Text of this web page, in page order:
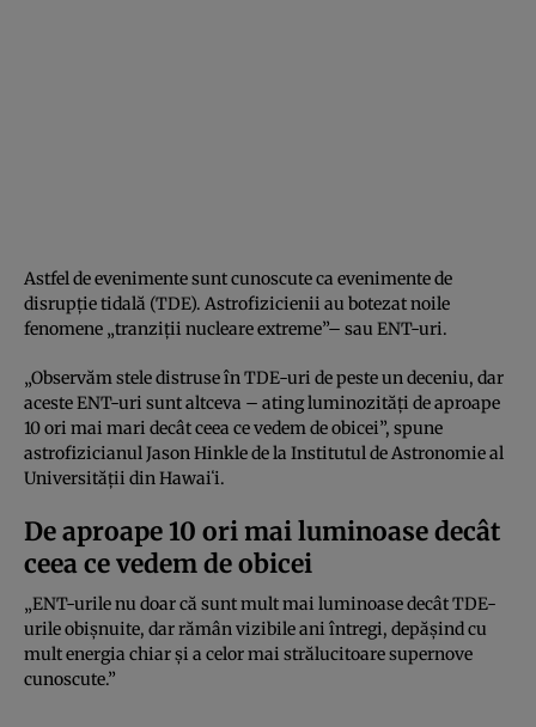
Astfel de evenimente sunt cunoscute ca evenimente de
disrupție tidală (TDE). Astrofizicienii au botezat noile
fenomene „tranziții nucleare extreme”– sau ENT-uri.
„Observăm stele distruse în TDE-uri de peste un deceniu, dar
aceste ENT-uri sunt altceva – ating luminozități de aproape
10 ori mai mari decât ceea ce vedem de obicei”, spune
astrofizicianul Jason Hinkle de la Institutul de Astronomie al
Universității din Hawaiʻi.
De aproape 10 ori mai luminoase decât
ceea ce vedem de obicei
„ENT-urile nu doar că sunt mult mai luminoase decât TDE-
urile obișnuite, dar rămân vizibile ani întregi, depășind cu
mult energia chiar și a celor mai strălucitoare supernove
cunoscute.”